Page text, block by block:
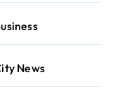
News